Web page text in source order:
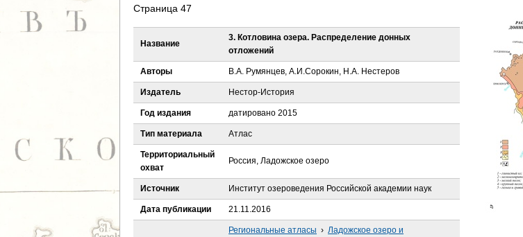
д
е
с
ь
Страница 47
Название
3. Котловина озера. Распределение донных
отложений
Авторы В.А. Румянцев, А.И.Сорокин, Н.А. Нестеров
Издатель Нестор-История
Год издания датировано 2015
Тип материала Атлас
Территориальный
охват
Россия, Ладожское озеро
Источник Институт озероведения Российской академии наук
Дата публикации 21.11.2016
Региональные атласы › Ладожское озеро и